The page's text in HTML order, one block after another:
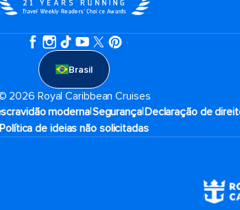
Brasil
2026 Royal Caribbean Cruises
moderna|Segurança|Declaração de
Política de ideias não solicitadas